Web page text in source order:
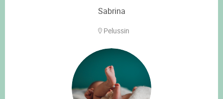
Sabrina
Pelussin